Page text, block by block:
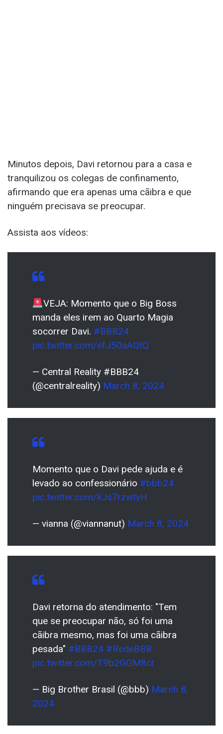
Minutos depois, Davi retornou para a casa e
tranquilizou os colegas de confinamento,
afirmando que era apenas uma cãibra e que
ninguém precisava se preocupar.
Assista aos vídeos:
VEJA: Momento que o Big Boss
manda eles irem ao Quarto Magia
socorrer Davi. #BBB24
pic.twitter.com/efJ50aAQtQ
— Central Reality #BBB24
(@centralreality) March 8, 2024
Momento que o Davi pede ajuda e é
levado ao confessionário #bbb24
pic.twitter.com/kJs7rzwtyH
— vianna (@viannanut) March 8, 2024
Davi retorna do atendimento: "Tem
que se preocupar não, só foi uma
cãibra mesmo, mas foi uma cãibra
pesada" #BBB24 #RedeBBB
pic.twitter.com/T9b2GGM8cr
— Big Brother Brasil (@bbb) March 8,
2024